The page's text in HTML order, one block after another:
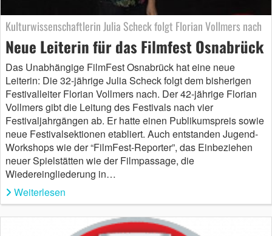
Kulturwissenschaftlerin Julia Scheck folgt Florian Vollmers nach
Neue Leiterin für das Filmfest Osnabrück
Das Unabhängige FilmFest Osnabrück hat eine neue
Leiterin: Die 32-jährige Julia Scheck folgt dem bisherigen
Festivalleiter Florian Vollmers nach. Der 42-jährige Florian
Vollmers gibt die Leitung des Festivals nach vier
Festivaljahrgängen ab. Er hatte einen Publikumspreis sowie
neue Festivalsektionen etabliert. Auch entstanden Jugend-
Workshops wie der “FilmFest-Reporter”, das Einbeziehen
neuer Spielstätten wie der Filmpassage, die
Wiedereingliederung in…
Weiterlesen